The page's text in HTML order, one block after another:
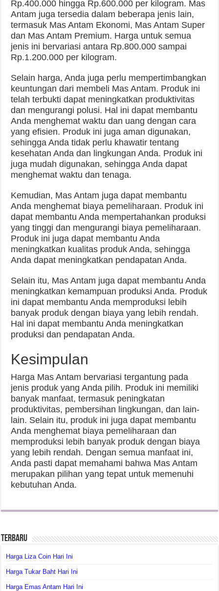
Rp.400.000 hingga Rp.600.000 per kilogram. Mas
Antam juga tersedia dalam beberapa jenis lain,
termasuk Mas Antam Ekonomi, Mas Antam Super
dan Mas Antam Premium. Harga untuk semua
jenis ini bervariasi antara Rp.800.000 sampai
Rp.1.200.000 per kilogram.
Selain harga, Anda juga perlu mempertimbangkan
keuntungan dari membeli Mas Antam. Produk ini
telah terbukti dapat meningkatkan produktivitas
dan mengurangi polusi. Hal ini dapat membantu
Anda menghemat waktu dan uang dengan cara
yang efisien. Produk ini juga aman digunakan,
sehingga Anda tidak perlu khawatir tentang
kesehatan Anda dan lingkungan Anda. Produk ini
juga mudah digunakan, sehingga Anda dapat
menghemat waktu dan tenaga.
Kemudian, Mas Antam juga dapat membantu
Anda menghemat biaya pemeliharaan. Produk ini
dapat membantu Anda mempertahankan produksi
yang tinggi dan mengurangi biaya pemeliharaan.
Produk ini juga dapat membantu Anda
meningkatkan kualitas produk Anda, sehingga
Anda dapat meningkatkan pendapatan Anda.
Selain itu, Mas Antam juga dapat membantu Anda
meningkatkan kemampuan produksi Anda. Produk
ini dapat membantu Anda memproduksi lebih
banyak produk dengan biaya yang lebih rendah.
Hal ini dapat membantu Anda meningkatkan
produksi dan pendapatan Anda.
Kesimpulan
Harga Mas Antam bervariasi tergantung pada
jenis produk yang Anda pilih. Produk ini memiliki
banyak manfaat, termasuk peningkatan
produktivitas, pembersihan lingkungan, dan lain-
lain. Selain itu, produk ini juga dapat membantu
Anda menghemat biaya pemeliharaan dan
memproduksi lebih banyak produk dengan biaya
yang lebih rendah. Dengan semua manfaat ini,
Anda pasti dapat memahami bahwa Mas Antam
merupakan pilihan yang tepat untuk memenuhi
kebutuhan Anda.
Terbaru
Harga Liza Coin Hari Ini
Harga Tukar Baht Hari Ini
Harga Emas Antam Hari Ini